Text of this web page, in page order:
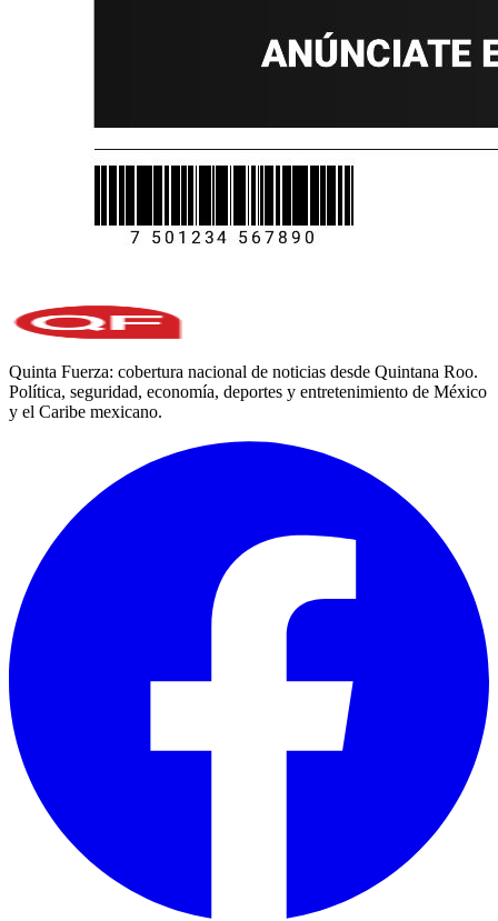
Quinta Fuerza: cobertura nacional de noticias desde Quintana Roo.
Política, seguridad, economía, deportes y entretenimiento de México
y el Caribe mexicano.